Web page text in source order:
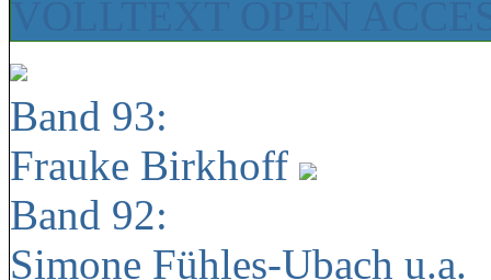
Band 93:
Frauke Birkhoff
Band 92:
Simone Fühles-Ubach u.a.